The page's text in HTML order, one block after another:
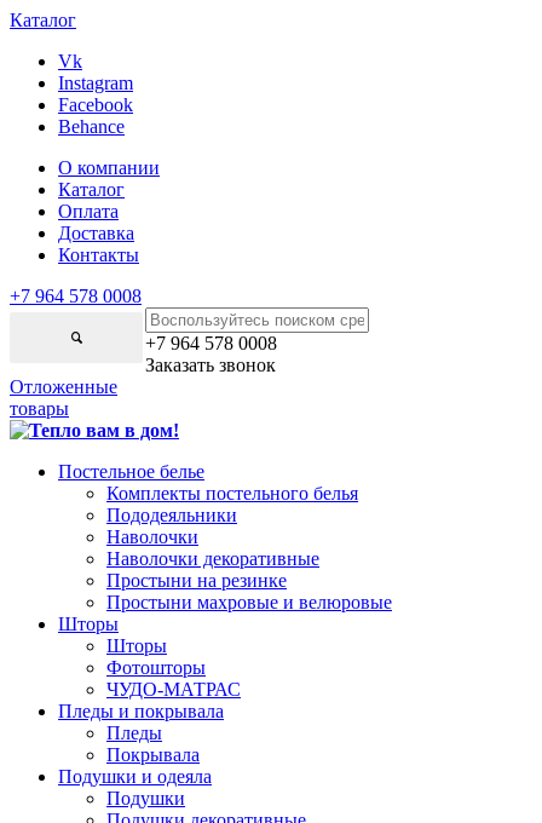
Каталог
Vk
Instagram
Facebook
Behance
О компании
Каталог
Оплата
Доставка
Контакты
+7 964 578 0008
+7 964 578 0008
Заказать звонок
Отложенные
товары
Постельное белье
Комплекты постельного белья
Пододеяльники
Наволочки
Наволочки декоративные
Простыни на резинке
Простыни махровые и велюровые
Шторы
Шторы
Фотошторы
ЧУДО-МАТРАС
Пледы и покрывала
Пледы
Покрывала
Подушки и одеяла
Подушки